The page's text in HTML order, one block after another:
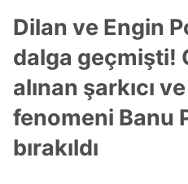
Dilan ve Engin
dalga geçmişti!
alınan şarkıcı
fenomeni Banu
bırakıldı